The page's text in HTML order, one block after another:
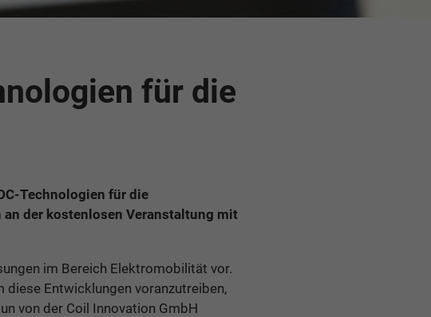
für die
Technologien für die
an der kostenlosen Veranstaltung mit
im Bereich Elektromobilität vor.
diese Entwicklungen voranzutreiben,
von der Coil Innovation GmbH